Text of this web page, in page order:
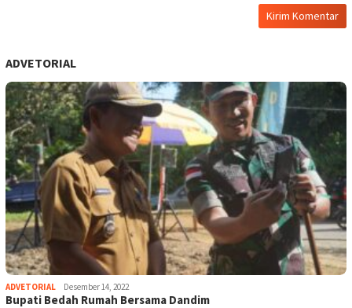
ADVETORIAL
ADVETORIAL Desember 14, 2022
Bupati Bedah Rumah Bersama Dandim